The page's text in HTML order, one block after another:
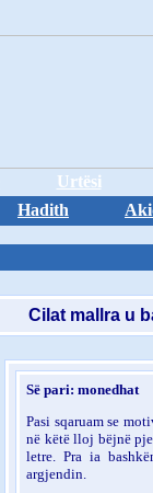
Urtësi
Hadith
Cilat mallra u
Së pari: monedhat
Pasi sqaruam se
në këtë lloj bëjnë
letre. Pra ia
argjendin.